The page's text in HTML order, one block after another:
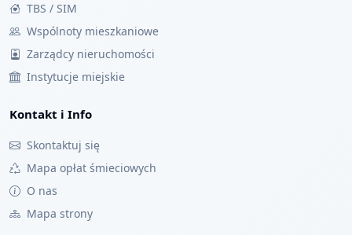
TBS / SIM
Wspólnoty mieszkaniowe
Zarządcy nieruchomości
Instytucje miejskie
Kontakt i Info
Skontaktuj się
Mapa opłat śmieciowych
O nas
Mapa strony